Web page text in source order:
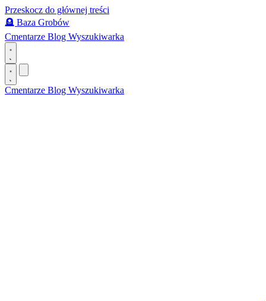
Przeskocz do głównej treści
🪦 Baza Grobów
Cmentarze Blog Wyszukiwarka
Cmentarze Blog Wyszukiwarka